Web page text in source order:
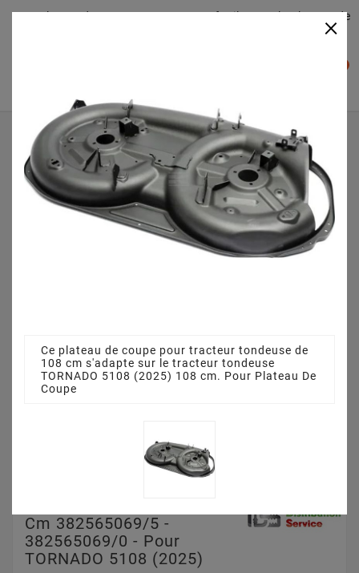
Plateaudecoupe.com : Trouver facilement le plateau de
Accueil
Plateau de coupe
Plateau de coupe 108 cm 382565069/5 - 382565069/0 -
pour TORNADO 5108 (2025)
Cm 382565069/5 -
382565069/0 - Pour
TORNADO 5108 (2025)
×
Ce plateau de coupe pour tracteur tondeuse de
108 cm s'adapte sur le tracteur tondeuse
TORNADO 5108 (2025) 108 cm. Pour Plateau De
Coupe